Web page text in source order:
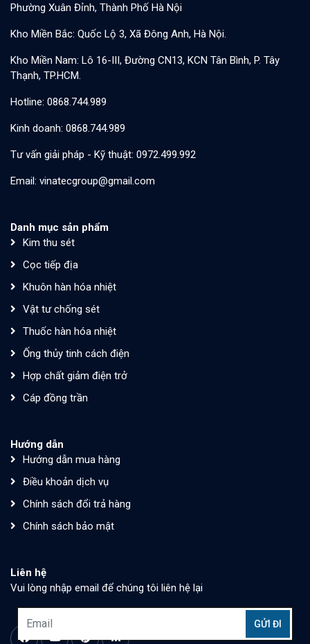
Phường Xuân Đỉnh, Thành Phố Hà Nội
Kho Miền Bắc: Quốc Lộ 3, Xã Đông Anh, Hà Nội.
Kho Miền Nam: Lô 16-III, Đường CN13, KCN Tân Bình, P. Tây
Thạnh, TP.HCM.
Hotline: 0868.744.989
Kinh doanh: 0868.744.989
Tư vấn giải pháp - Kỹ thuật: 0972.499.992
Email: vinatecgroup@gmail.com
Danh mục sản phẩm
Kim thu sét
Cọc tiếp địa
Khuôn hàn hóa nhiệt
Vật tư chống sét
Thuốc hàn hóa nhiệt
Ống thủy tinh cách điện
Hợp chất giảm điện trở
Cáp đồng trần
Hướng dẫn
Hướng dẫn mua hàng
Điều khoản dịch vụ
Chính sách đổi trả hàng
Chính sách bảo mật
Liên hệ
Vui lòng nhập email để chúng tôi liên hệ lại